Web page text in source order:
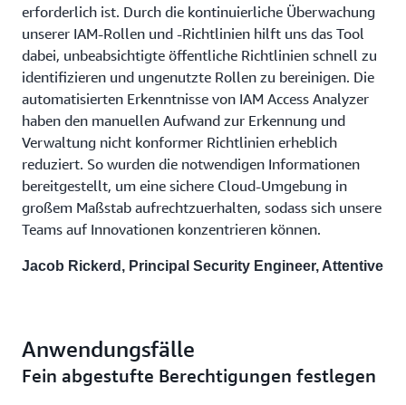
erforderlich ist. Durch die kontinuierliche Überwachung
unserer IAM-Rollen und -Richtlinien hilft uns das Tool
dabei, unbeabsichtigte öffentliche Richtlinien schnell zu
identifizieren und ungenutzte Rollen zu bereinigen. Die
automatisierten Erkenntnisse von IAM Access Analyzer
haben den manuellen Aufwand zur Erkennung und
Verwaltung nicht konformer Richtlinien erheblich
reduziert. So wurden die notwendigen Informationen
bereitgestellt, um eine sichere Cloud-Umgebung in
großem Maßstab aufrechtzuerhalten, sodass sich unsere
Teams auf Innovationen konzentrieren können.
Jacob Rickerd, Principal Security Engineer, Attentive
Anwendungsfälle
Fein abgestufte Berechtigungen festlegen